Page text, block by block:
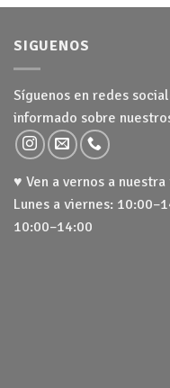
SIGUENOS
Síguenos en redes
informado sobre
♥ Ven a vernos a
Lunes a viernes:
10:00–14:00